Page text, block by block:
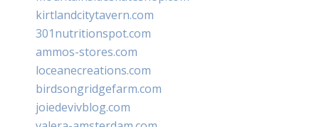
kirtlandcitytavern.com
301nutritionspot.com
ammos-stores.com
loceanecreations.com
birdsongridgefarm.com
joiedevivblog.com